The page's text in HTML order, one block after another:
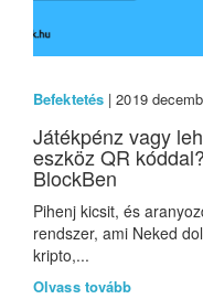
Befektetés | 2019
Játékpénz vagy
eszköz QR
BlockBen
Pihenj kicsit, és
rendszer, ami Neked
kripto,...
Olvass tovább